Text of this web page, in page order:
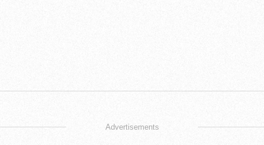
Advertisements